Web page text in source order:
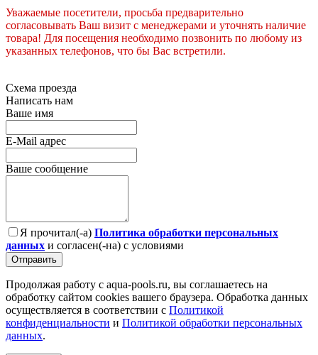
Уважаемые посетители, просьба предварительно
согласовывать Ваш визит с менеджерами и уточнять наличие
товара! Для посещения необходимо позвонить по любому из
указанных телефонов, что бы Вас встретили.
Схема проезда
Написать нам
Ваше имя
E-Mail адрес
Ваше сообщение
Я прочитал(-а) Политика обработки персональных
данных и согласен(-на) с условиями
Отправить
Продолжая работу с aqua-pools.ru, вы соглашаетесь на
обработку сайтом cookies вашего браузера. Обработка данных
осуществляется в соответствии с Политикой
конфиденциальности и Политикой обработки персональных
данных.